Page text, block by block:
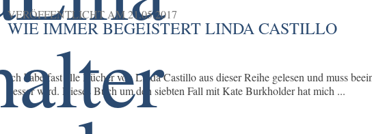
VERÖFFENTLICHT AM21.05.2017
WIE IMMER BEGEISTERT LINDA CASTILLO
Ich habe fast alle Bücher von Linda Castillo aus dieser Reihe gelesen und muss
besser wird. Dieses Buch um den siebten Fall mit Kate Burkholder hat mich ...